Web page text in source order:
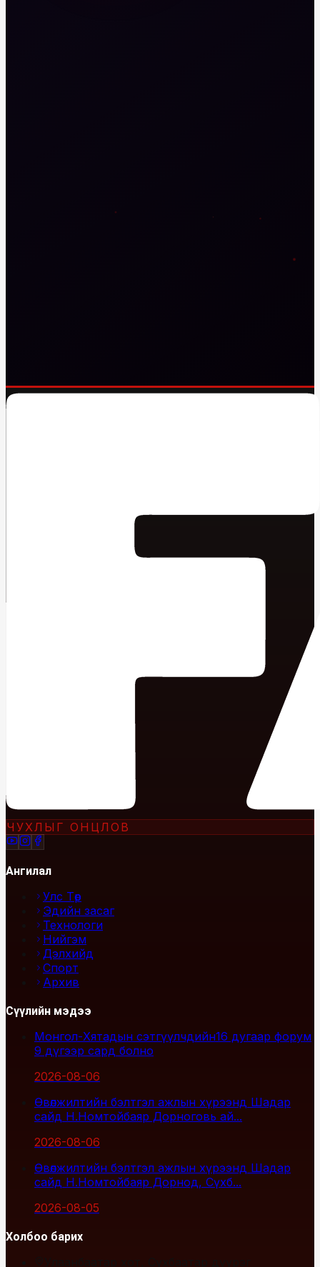
ЧУХЛЫГ ОНЦЛОВ
Ангилал
Улс Төр
Эдийн засаг
Технологи
Нийгэм
Дэлхийд
Спорт
Архив
Сүүлийн мэдээ
Монгол-Хятадын сэтгүүлчдийн16 дугаар форум
9 дүгээр сард болно
2026-08-06
Өвөлжилтийн бэлтгэл ажлын хүрээнд Шадар
сайд Н.Номтойбаяр Дорноговь ай...
2026-08-06
Өвөлжилтийн бэлтгэл ажлын хүрээнд Шадар
сайд Н.Номтойбаяр Дорнод, Сүхб...
2026-08-05
Холбоо барих